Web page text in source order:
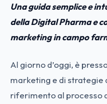
Una guida semplice e
della Digital Pharma e
marketing in campo
Al giorno d’oggi, è
marketing e di strategie
riferimento al processo